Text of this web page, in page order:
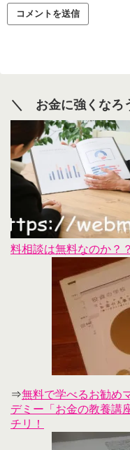
＼ お金に強くな
料相談は無料なのか？？
⇒無料で学べるお勧め
デミー「お金の教養講
チリ！